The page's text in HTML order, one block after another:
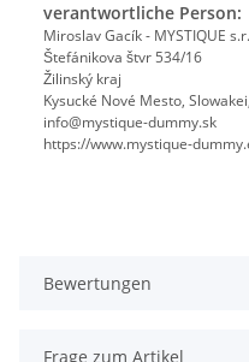
verantwortliche Person:
Miroslav Gacík - MYSTIQUE
Štefánikova štvr 534/16
Žilinský kraj
Kysucké Nové Mesto,
info@mystique-dummy.sk
https://www.mystique-
Bewertungen
Frage zum Artikel